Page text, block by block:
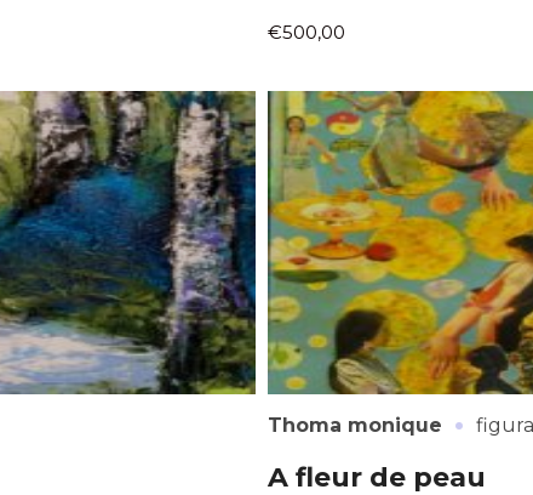
€500,00
Thoma monique ·
A fleur de peau